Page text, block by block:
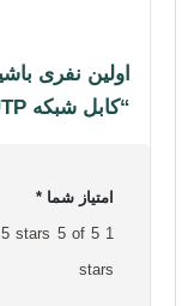
اولین نفری
“کابل شبکه Cat6 UTP یوگرین مدل NW101”
امتیاز شما *
1 of 5 stars
stars 5 of 5
stars